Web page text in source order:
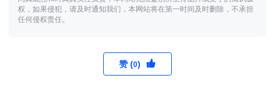
权，如果侵犯，请及时通知我们，本网站将在第一时间及时删除，不承担
任何侵权责任。
赞 (0)